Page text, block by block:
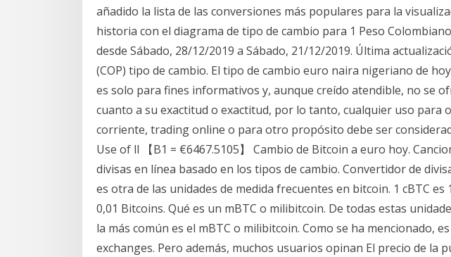
añadido la lista de las conversiones más populares para la
historia con el diagrama de tipo de cambio para 1 Peso
desde Sábado, 28/12/2019 a Sábado, 21/12/2019. Última
(COP) tipo de cambio. El tipo de cambio euro naira nigeriano de
es solo para fines informativos y, aunque creído atendible, no se
cuanto a su exactitud o exactitud, por lo tanto, cualquier uso para
corriente, trading online o para otro propósito debe ser
Use of ll 【B1 = €6467.5105】 Cambio de Bitcoin a euro hoy.
divisas en línea basado en los tipos de cambio. Convertidor de
es otra de las unidades de medida frecuentes en bitcoin. 1 cBTC es
0,01 Bitcoins. Qué es un mBTC o milibitcoin. De todas estas
la más común es el mBTC o milibitcoin. Como se ha mencionado,
exchanges. Pero además, muchos usuarios opinan El precio de la